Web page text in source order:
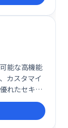
能な高機能
カスタマイ
れたセキュ
ー、教育関
る万能ツー